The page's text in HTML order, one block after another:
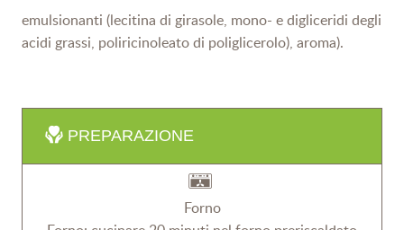
emulsionanti (lecitina di girasole, mono- e digliceridi degli
acidi grassi, poliricinoleato di poliglicerolo), aroma).
PREPARAZIONE
Forno